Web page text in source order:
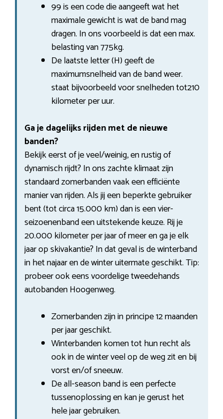
99 is een code die aangeeft wat het
maximale gewicht is wat de band mag
dragen. In ons voorbeeld is dat een max.
belasting van 775kg.
De laatste letter (H) geeft de
maximumsnelheid van de band weer.
staat bijvoorbeeld voor snelheden tot210
kilometer per uur.
Ga je dagelijks rijden met de nieuwe
banden?
Bekijk eerst of je veel/weinig, en rustig of
dynamisch rijdt? In ons zachte klimaat zijn
standaard zomerbanden vaak een efficiënte
manier van rijden. Als jij een beperkte gebruiker
bent (tot circa 15.000 km) dan is een vier-
seizoenenband een uitstekende keuze. Rij je
20.000 kilometer per jaar of meer en ga je elk
jaar op skivakantie? In dat geval is de winterband
in het najaar en de winter uitermate geschikt. Tip:
probeer ook eens voordelige tweedehands
autobanden Hoogenweg.
Zomerbanden zijn in principe 12 maanden
per jaar geschikt.
Winterbanden komen tot hun recht als
ook in de winter veel op de weg zit en bij
vorst en/of sneeuw.
De all-season band is een perfecte
tussenoplossing en kan je gerust het
hele jaar gebruiken.